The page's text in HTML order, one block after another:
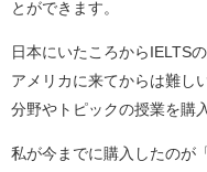
とができます。
日本にいたころからIELTS
アメリカに来てからは難し
分野やトピックの授業を購
私が今までに購入したのが